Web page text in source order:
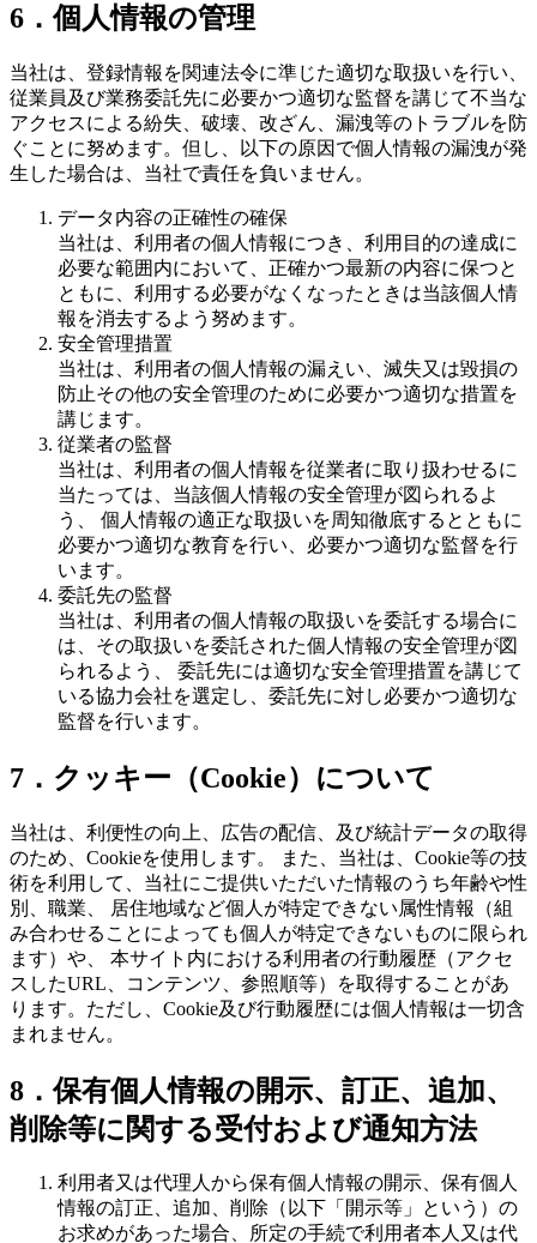
6．個人情報の管理
当社は、登録情報を関連法令に準じた適切な取扱いを行い、
従業員及び業務委託先に必要かつ適切な監督を講じて不当な
アクセスによる紛失、破壊、改ざん、漏洩等のトラブルを防
ぐことに努めます。但し、以下の原因で個人情報の漏洩が発
生した場合は、当社で責任を負いません。
データ内容の正確性の確保
当社は、利用者の個人情報につき、利用目的の達成に
必要な範囲内において、正確かつ最新の内容に保つと
ともに、利用する必要がなくなったときは当該個人情
報を消去するよう努めます。
安全管理措置
当社は、利用者の個人情報の漏えい、滅失又は毀損の
防止その他の安全管理のために必要かつ適切な措置を
講じます。
従業者の監督
当社は、利用者の個人情報を従業者に取り扱わせるに
当たっては、当該個人情報の安全管理が図られるよ
う、 個人情報の適正な取扱いを周知徹底するとともに
必要かつ適切な教育を行い、必要かつ適切な監督を行
います。
委託先の監督
当社は、利用者の個人情報の取扱いを委託する場合に
は、その取扱いを委託された個人情報の安全管理が図
られるよう、 委託先には適切な安全管理措置を講じて
いる協力会社を選定し、委託先に対し必要かつ適切な
監督を行います。
7．クッキー（Cookie）について
当社は、利便性の向上、広告の配信、及び統計データの取得
のため、Cookieを使用します。 また、当社は、Cookie等の技
術を利用して、当社にご提供いただいた情報のうち年齢や性
別、職業、 居住地域など個人が特定できない属性情報（組
み合わせることによっても個人が特定できないものに限られ
ます）や、 本サイト内における利用者の行動履歴（アクセ
スしたURL、コンテンツ、参照順等）を取得することがあ
ります。ただし、Cookie及び行動履歴には個人情報は一切含
まれません。
8．保有個人情報の開示、訂正、追加、
削除等に関する受付および通知方法
利用者又は代理人から保有個人情報の開示、保有個人
情報の訂正、追加、削除（以下「開示等」という）の
お求めがあった場合、所定の手続で利用者本人又は代